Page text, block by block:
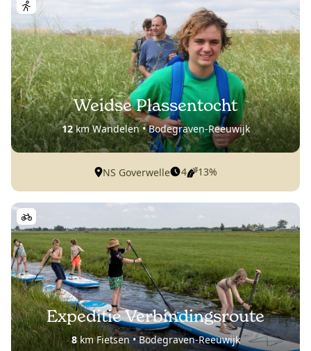
Weidse Plassentocht
12km Wandelen • Bodegraven-Reeuwijk
NS Goverwelle 4 13%
Expeditie Verbindingsroute
8km Fietsen • Bodegraven-Reeuwijk